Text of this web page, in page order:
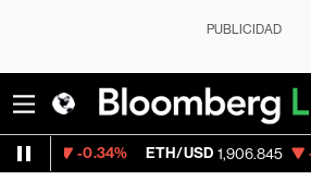
PUBLICIDAD
ETH/USD 1,906.845 -0.47% Visa